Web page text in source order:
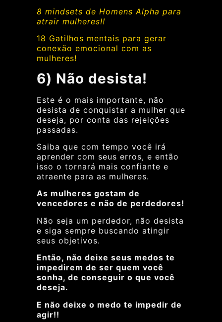
8 mindsets de Homens Alpha para
atrair mulheres!!
18 Gatilhos mentais para gerar
conexão emocional com as
mulheres!
6) Não desista!
Este é o mais importante, não
desista de conquistar a mulher que
deseja, por conta das rejeições
passadas.
Saiba que com tempo você irá
aprender com seus erros, e então
isso o tornará mais confiante e
atraente para as mulheres.
As mulheres gostam de
vencedores e não de perdedores!
Não seja um perdedor, não desista
e siga sempre buscando atingir
seus objetivos.
Então, não deixe seus medos te
impedirem de ser quem você
sonha, de conseguir o que você
deseja.
E não deixe o medo te impedir de
agir!!